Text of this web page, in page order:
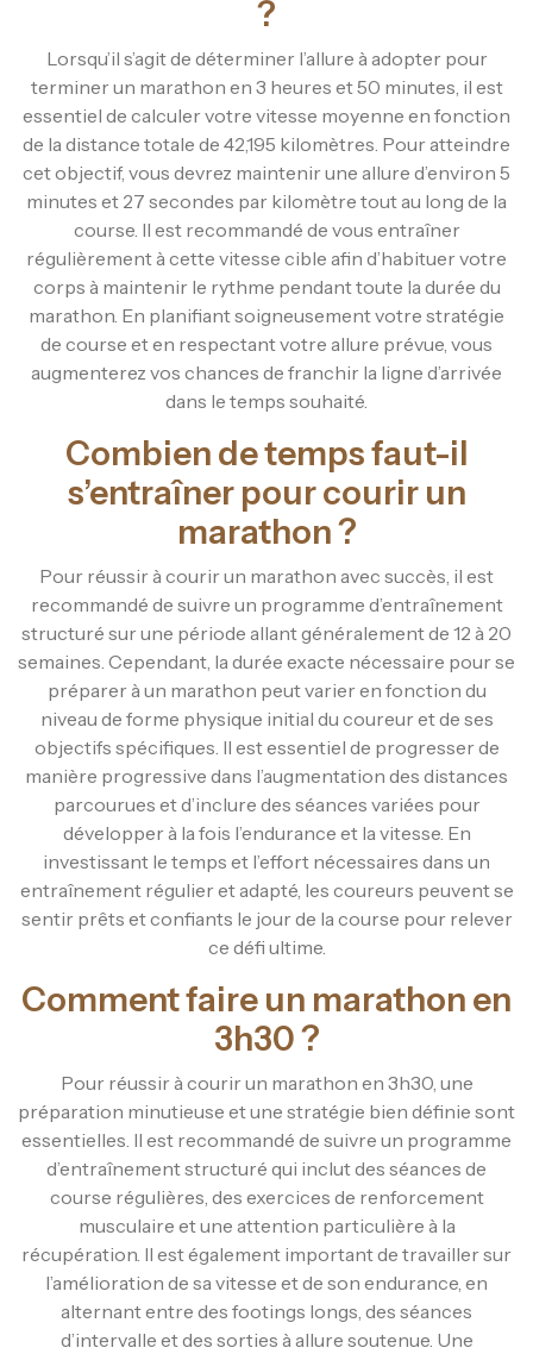
?
Lorsqu’il s’agit de déterminer l’allure à adopter pour
terminer un marathon en 3 heures et 50 minutes, il est
essentiel de calculer votre vitesse moyenne en fonction
de la distance totale de 42,195 kilomètres. Pour atteindre
cet objectif, vous devrez maintenir une allure d’environ 5
minutes et 27 secondes par kilomètre tout au long de la
course. Il est recommandé de vous entraîner
régulièrement à cette vitesse cible afin d’habituer votre
corps à maintenir le rythme pendant toute la durée du
marathon. En planifiant soigneusement votre stratégie
de course et en respectant votre allure prévue, vous
augmenterez vos chances de franchir la ligne d’arrivée
dans le temps souhaité.
Combien de temps faut-il
s’entraîner pour courir un
marathon ?
Pour réussir à courir un marathon avec succès, il est
recommandé de suivre un programme d’entraînement
structuré sur une période allant généralement de 12 à 20
semaines. Cependant, la durée exacte nécessaire pour se
préparer à un marathon peut varier en fonction du
niveau de forme physique initial du coureur et de ses
objectifs spécifiques. Il est essentiel de progresser de
manière progressive dans l’augmentation des distances
parcourues et d’inclure des séances variées pour
développer à la fois l’endurance et la vitesse. En
investissant le temps et l’effort nécessaires dans un
entraînement régulier et adapté, les coureurs peuvent se
sentir prêts et confiants le jour de la course pour relever
ce défi ultime.
Comment faire un marathon en
3h30 ?
Pour réussir à courir un marathon en 3h30, une
préparation minutieuse et une stratégie bien définie sont
essentielles. Il est recommandé de suivre un programme
d’entraînement structuré qui inclut des séances de
course régulières, des exercices de renforcement
musculaire et une attention particulière à la
récupération. Il est également important de travailler sur
l’amélioration de sa vitesse et de son endurance, en
alternant entre des footings longs, des séances
d’intervalle et des sorties à allure soutenue. Une